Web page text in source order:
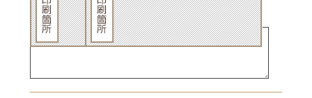
名入れする文字を記入してください
（片袖の場合）